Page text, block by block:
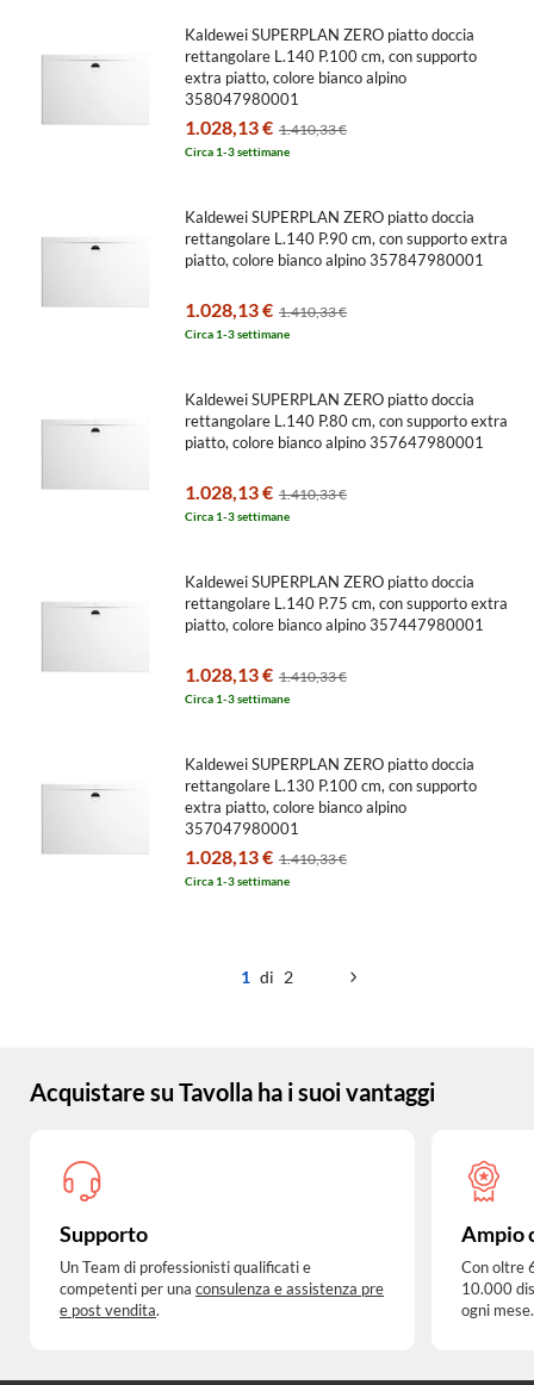
Kaldewei SUPERPLAN ZERO piatto doccia
rettangolare L.140 P.100 cm, con supporto
extra piatto, colore bianco alpino
358047980001
1.028,13 € 1.410,33 €
Circa 1-3 settimane
Kaldewei SUPERPLAN ZERO piatto doccia
rettangolare L.140 P.90 cm, con supporto extra
piatto, colore bianco alpino 357847980001
1.028,13 € 1.410,33 €
Circa 1-3 settimane
Kaldewei SUPERPLAN ZERO piatto doccia
rettangolare L.140 P.80 cm, con supporto extra
piatto, colore bianco alpino 357647980001
1.028,13 € 1.410,33 €
Circa 1-3 settimane
Kaldewei SUPERPLAN ZERO piatto doccia
rettangolare L.140 P.75 cm, con supporto extra
piatto, colore bianco alpino 357447980001
1.028,13 € 1.410,33 €
Circa 1-3 settimane
Kaldewei SUPERPLAN ZERO piatto doccia
rettangolare L.130 P.100 cm, con supporto
extra piatto, colore bianco alpino
357047980001
1.028,13 € 1.410,33 €
Circa 1-3 settimane
1 di 2
Acquistare su Tavolla ha i suoi vantaggi
Supporto
Un Team di professionisti qualificati e
competenti per una consulenza e assistenza pre
e post vendita.
Ampio
Con oltre
10.000
ogni mese.